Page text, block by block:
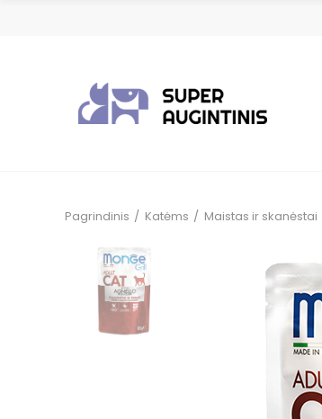
Pagrindinis Katėms Maistas ir skanėstai